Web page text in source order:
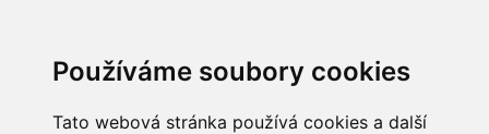
Používáme soubory cookies
Tato webová stránka používá cookies a další